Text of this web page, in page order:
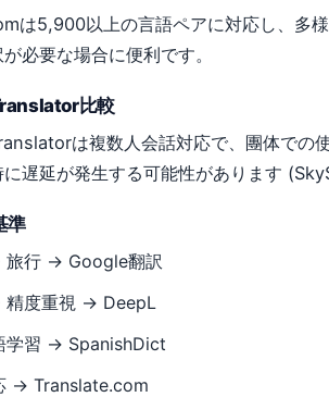
は5,900以上の言語ペアに対応し、多
必要な場合に便利です。
比較
は複数人会話対応で、團体での
に遅延が発生する可能性があります
準
旅行 → Google翻訳
精度重視 → DeepL
学習 → SpanishDict
→ Translate.com